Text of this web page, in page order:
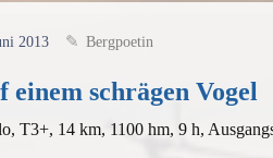
2013 Bergpoetin
einem schrägen Vogel
T3+, 14 km, 1100 hm, 9 h,